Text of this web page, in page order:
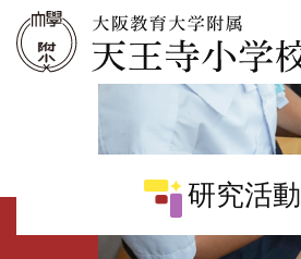
研究活動